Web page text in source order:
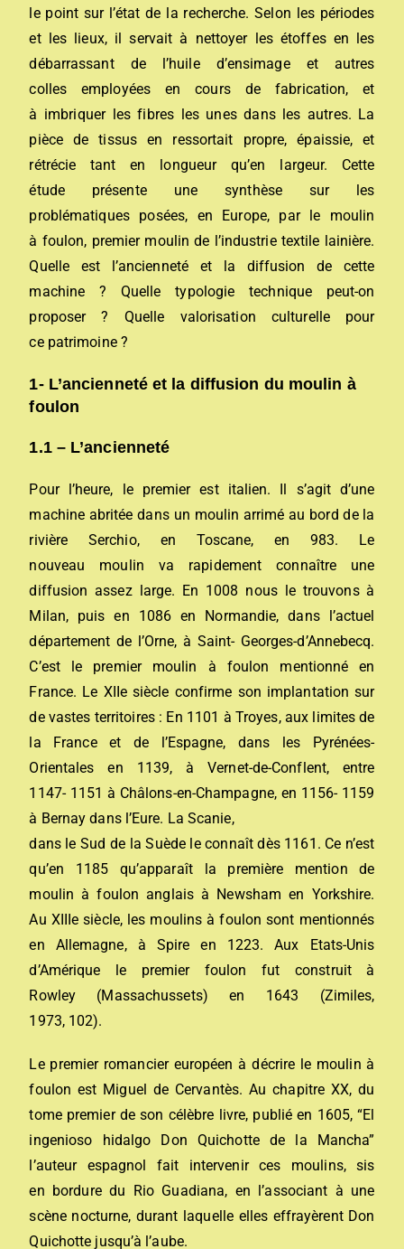
le point sur l’état de la recherche. Selon les périodes
et les lieux, il servait à nettoyer les étoffes en les
débarrassant de l’huile d’ensimage et autres
colles employées en cours de fabrication, et
à imbriquer les fibres les unes dans les autres. La
pièce de tissus en ressortait propre, épaissie, et
rétrécie tant en longueur qu’en largeur. Cette
étude présente une synthèse sur les
problématiques posées, en Europe, par le moulin
à foulon, premier moulin de l’industrie textile lainière.
Quelle est l’ancienneté et la diffusion de cette
machine ? Quelle typologie technique peut-on
proposer ? Quelle valorisation culturelle pour
ce patrimoine ?
1- L’ancienneté et la diffusion du moulin à
foulon
1.1 – L’ancienneté
Pour l’heure, le premier est italien. Il s’agit d’une
machine abritée dans un moulin arrimé au bord de la
rivière Serchio, en Toscane, en 983. Le
nouveau moulin va rapidement connaître une
diffusion assez large. En 1008 nous le trouvons à
Milan, puis en 1086 en Normandie, dans l’actuel
département de l’Orne, à Saint- Georges-d’Annebecq.
C’est le premier moulin à foulon mentionné en
France. Le XIIe siècle confirme son implantation sur
de vastes territoires : En 1101 à Troyes, aux limites de
la France et de l’Espagne, dans les Pyrénées-
Orientales en 1139, à Vernet-de-Conflent, entre
1147- 1151 à Châlons-en-Champagne, en 1156- 1159
à Bernay dans l’Eure. La Scanie,
dans le Sud de la Suède le connaît dès 1161. Ce n’est
qu’en 1185 qu’apparaît la première mention de
moulin à foulon anglais à Newsham en Yorkshire.
Au XIIIe siècle, les moulins à foulon sont mentionnés
en Allemagne, à Spire en 1223. Aux Etats-Unis
d’Amérique le premier foulon fut construit à
Rowley (Massachussets) en 1643 (Zimiles,
1973, 102).
Le premier romancier européen à décrire le moulin à
foulon est Miguel de Cervantès. Au chapitre XX, du
tome premier de son célèbre livre, publié en 1605, “El
ingenioso hidalgo Don Quichotte de la Mancha”
l’auteur espagnol fait intervenir ces moulins, sis
en bordure du Rio Guadiana, en l’associant à une
scène nocturne, durant laquelle elles effrayèrent Don
Quichotte jusqu’à l’aube.